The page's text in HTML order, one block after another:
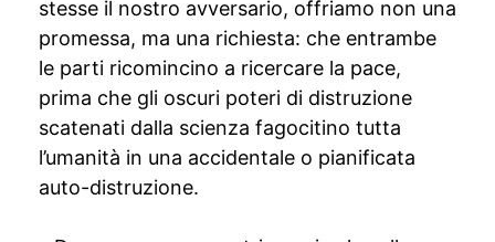
stesse il nostro avversario, offriamo non una
promessa, ma una richiesta: che entrambe
le parti ricomincino a ricercare la pace,
prima che gli oscuri poteri di distruzione
scatenati dalla scienza fagocitino tutta
l’umanità in una accidentale o pianificata
auto-distruzione.